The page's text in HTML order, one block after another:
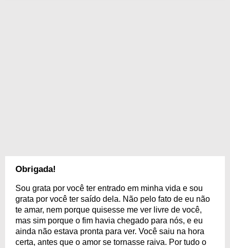
Obrigada!
Sou grata por você ter entrado em minha vida e sou
grata por você ter saído dela. Não pelo fato de eu não
te amar, nem porque quisesse me ver livre de você,
mas sim porque o fim havia chegado para nós, e eu
ainda não estava pronta para ver. Você saiu na hora
certa, antes que o amor se tornasse raiva. Por tudo o